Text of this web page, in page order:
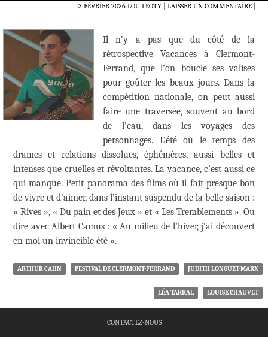
3 FÉVRIER 2026 LOU LEOTY LAISSER UN COMMENTAIRE|
Il n’y a pas que du côté de la
rétrospective Vacances à Clermont-
Ferrand, que l’on boucle ses valises
pour goûter les beaux jours. Dans la
compétition nationale, on peut aussi
faire une traversée, souvent au bord
de l’eau, dans les voyages des
personnages. L’été où le temps des
drames et relations dissolues, éphémères, aussi belles et
intenses que cruelles et révoltantes. La vacance, c’est aussi ce
qui manque. Petit panorama des films où il fait presque bon
de vivre et d’aimer, dans l’instant suspendu de la belle saison :
« Rives », « Du pain et des Jeux » et « Les Tremblements ». Ou
dire avec Albert Camus : « Au milieu de l’hiver, j’ai découvert
en moi un invincible été ».
ARTHUR CAHN FESTIVAL DE CLERMONT-FERRAND JUDITH LONGUET-MARX
LÉA TARRAL LOUISE CHAUVET
CONTACTEZ-NOUS